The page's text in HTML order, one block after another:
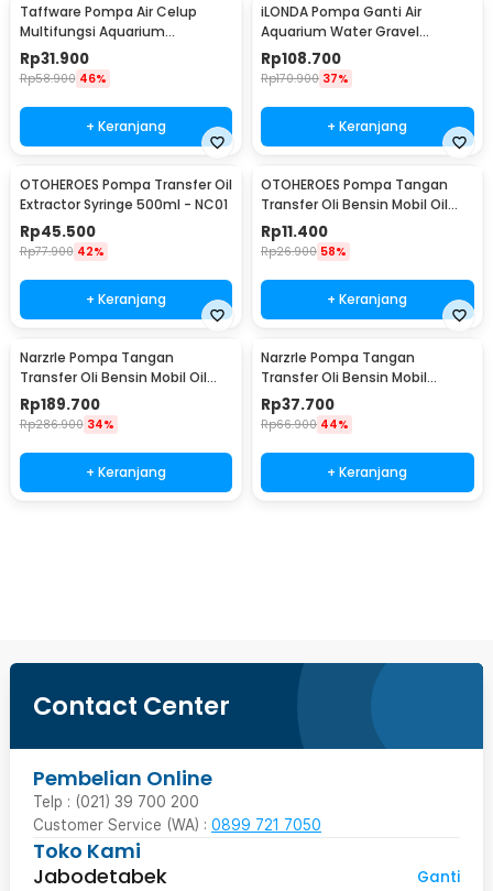
Taffware Pompa Air Celup
Multifungsi Aquarium
Submersible Pump 9V 3W -
1020
Rp31.900
Rp58.900 46%
+ Keranjang
iLONDA Pompa Ganti Air
Aquarium Water Gravel
Cleaner Pump 520L/H - L68
Rp108.700
Rp170.900 37%
+ Keranjang
OTOHEROES Pompa Transfer Oil
Extractor Syringe 500ml - NC01
Rp45.500
Rp77.900 42%
+ Keranjang
OTOHEROES Pompa Tangan
Transfer Oli Bensin Mobil Oil
Extractor Selang 1M - NC02
Rp11.400
Rp26.900 58%
+ Keranjang
NarzrIe Pompa Tangan
Transfer Oli Bensin Mobil Oil
Extractor 1.5L - NC03
Rp189.700
Rp286.900 34%
+ Keranjang
NarzrIe Pompa Tangan
Transfer Oli Bensin Mobil
Extractor 200ml - NC25
Rp37.700
Rp66.900 44%
+ Keranjang
Contact Center
Pembelian Online
Telp : (021) 39 700 200
Customer Service (WA) : 0899 721 7050
Toko Kami
Jabodetabek
Ganti